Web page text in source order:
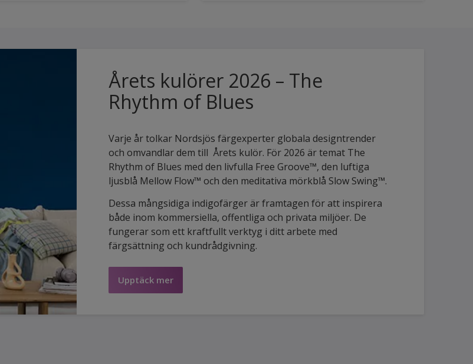
Årets kulörer 2026 – The
Rhythm of Blues
Varje år tolkar Nordsjös färgexperter globala designtrender
och omvandlar dem till Årets kulör. För 2026 är temat The
Rhythm of Blues med den livfulla Free Groove™, den luftiga
ljusblå Mellow Flow™ och den meditativa mörkblå Slow Swing™.
Dessa mångsidiga indigofärger är framtagen för att inspirera
både inom kommersiella, offentliga och privata miljöer. De
fungerar som ett kraftfullt verktyg i ditt arbete med
färgsättning och kundrådgivning.
Upptäck mer